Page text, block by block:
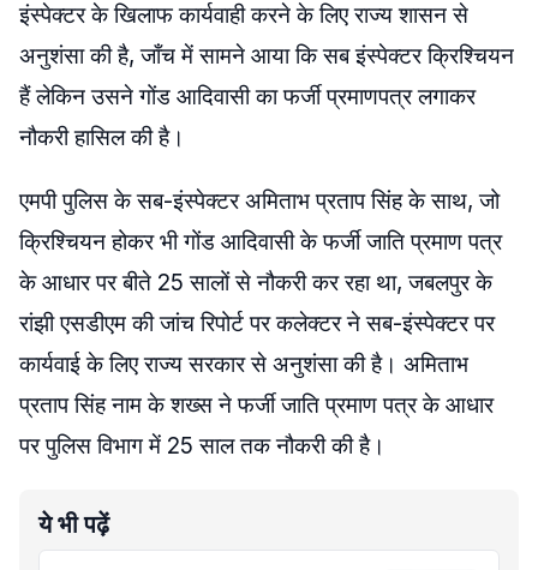
इंस्पेक्टर के खिलाफ कार्यवाही करने के लिए राज्य शासन से
अनुशंसा की है, जाँच में सामने आया कि सब इंस्पेक्टर क्रिश्चियन
हैं लेकिन उसने गोंड आदिवासी का फर्जी प्रमाणपत्र लगाकर
नौकरी हासिल की है।
एमपी पुलिस के सब-इंस्पेक्टर अमिताभ प्रताप सिंह के साथ, जो
क्रिश्चियन होकर भी गोंड आदिवासी के फर्जी जाति प्रमाण पत्र
के आधार पर बीते 25 सालों से नौकरी कर रहा था, जबलपुर के
रांझी एसडीएम की जांच रिपोर्ट पर कलेक्टर ने सब-इंस्पेक्टर पर
कार्यवाई के लिए राज्य सरकार से अनुशंसा की है। अमिताभ
प्रताप सिंह नाम के शख्स ने फर्जी जाति प्रमाण पत्र के आधार
पर पुलिस विभाग में 25 साल तक नौकरी की है।
ये भी पढ़ें